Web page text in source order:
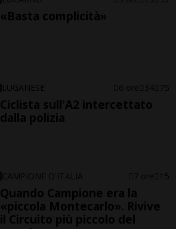
«Basta complicità»
LUGANESE 6 ore 34 75
Ciclista sull'A2 intercettato
dalla polizia
CAMPIONE D'ITALIA 7 ore 15
Quando Campione era la
«piccola Montecarlo». Rivive
il Circuito più piccolo del